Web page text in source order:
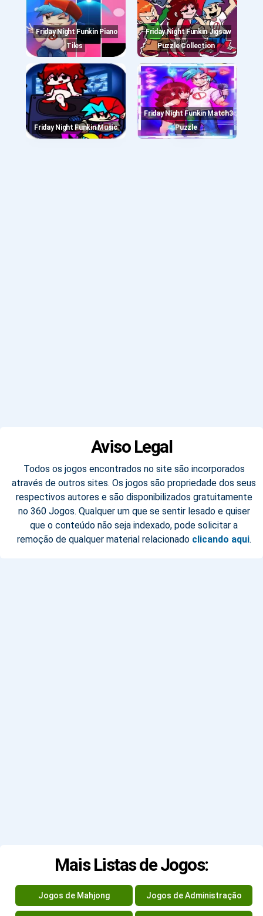
Friday Night Funkin Piano
Tiles
Friday Night Funkin Jigsaw
Puzzle Collection
Friday Night Funkin Music
Friday Night Funkin Match3
Puzzle
Aviso Legal
Todos os jogos encontrados no site são incorporados
através de outros sites. Os jogos são propriedade dos seus
respectivos autores e são disponibilizados gratuitamente
no 360 Jogos. Qualquer um que se sentir lesado e quiser
que o conteúdo não seja indexado, pode solicitar a
remoção de qualquer material relacionado clicando aqui.
Mais Listas de Jogos:
Jogos de Mahjong Jogos de Administração